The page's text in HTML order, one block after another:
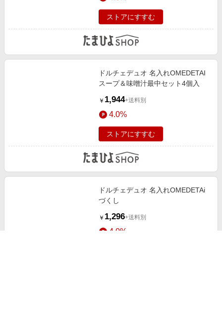
ストアにすすむ
ドルチェデュオ 名入れOMEDETAI
スープ＆味噌汁最中セット4個入
￥ 1,944+送料別
4.0%
ストアにすすむ
ドルチェデュオ 名入れOMEDETAi
づくし
￥ 1,296+送料別
4.0%